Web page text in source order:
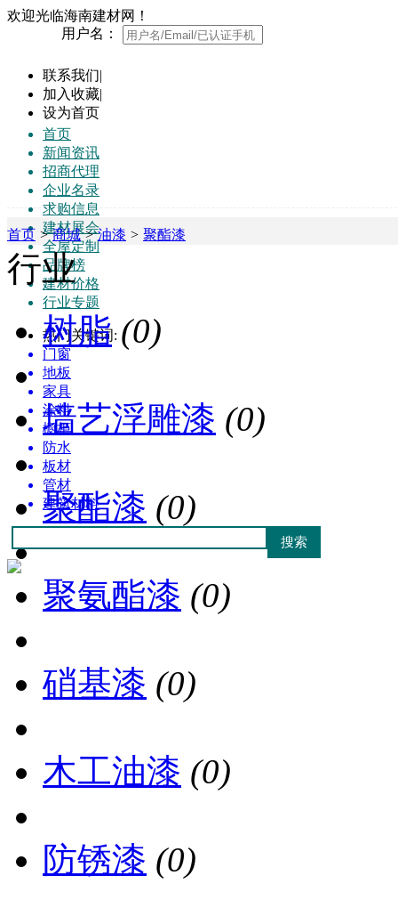
欢迎光临海南建材网！
用户名：
联系我们|
加入收藏|
设为首页
首页
新闻资讯
招商代理
企业名录
求购信息
建材展会
全屋定制
品牌榜
建材价格
行业专题
热门关键词:
门窗
地板
家具
涂料
橱柜
防水
板材
管材
建筑材料
首页 > 商城 > 油漆 > 聚酯漆
行业
树脂 (0)
墙艺浮雕漆 (0)
聚酯漆 (0)
聚氨酯漆 (0)
硝基漆 (0)
木工油漆 (0)
防锈漆 (0)